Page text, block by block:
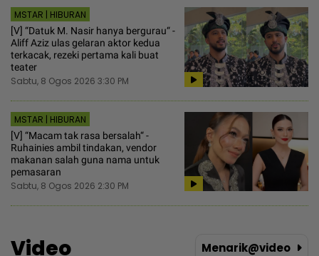
MSTAR | HIBURAN
[V] “Datuk M. Nasir hanya bergurau“ -
Aliff Aziz ulas gelaran aktor kedua
terkacak, rezeki pertama kali buat
teater
Sabtu, 8 Ogos 2026 3:30 PM
MSTAR | HIBURAN
[V] “Macam tak rasa bersalah“ -
Ruhainies ambil tindakan, vendor
makanan salah guna nama untuk
pemasaran
Sabtu, 8 Ogos 2026 2:30 PM
Video Menarik@video